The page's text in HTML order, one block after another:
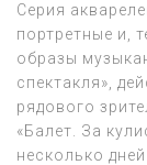
Серия
портретные и,
образы
спектакля»,
рядового
«Балет. За
несколько